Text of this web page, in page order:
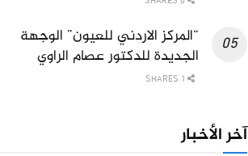
“المركز الاردني للعيون” الوجهة
الجديدة للدكتور عصام الراوي
آخر الأخبار